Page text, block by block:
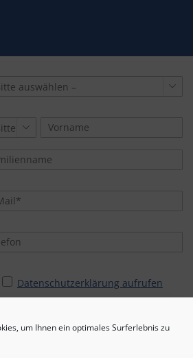
um Ihnen ein optimales Surferlebnis zu


Datenschutzerklärung aufrufen